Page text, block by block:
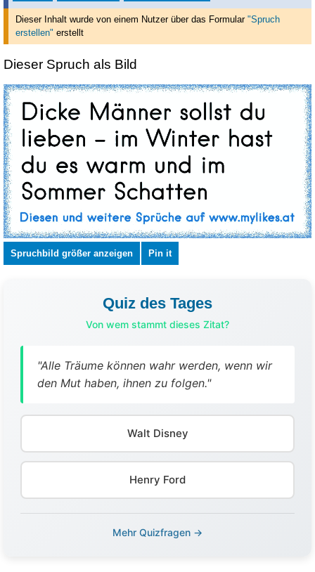
Dieser Inhalt wurde von einem Nutzer über das Formular "Spruch
erstellen" erstellt
Dieser Spruch als Bild
Spruchbild größer anzeigen Pin it
Quiz des Tages
Von wem stammt dieses Zitat?
"Alle Träume können wahr werden, wenn wir
den Mut haben, ihnen zu folgen."
Walt Disney
Henry Ford
Mehr Quizfragen →